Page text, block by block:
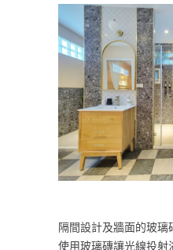
隔間設計及牆面的玻璃
使用玻璃磚讓光線投射